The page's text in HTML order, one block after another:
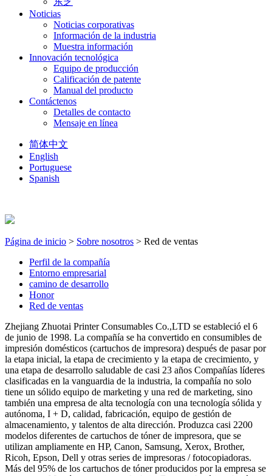
Noticias
Noticias corporativas
Información de la industria
Muestra información
Innovación tecnológica
Equipo de producción
Calificación de patente
Manual del producto
Contáctenos
Detalles de contacto
Mensaje en línea
简体中文
English
Portuguese
Spanish
Página de inicio > Sobre nosotros > Red de ventas
Perfil de la compañía
Entorno empresarial
camino de desarrollo
Honor
Red de ventas
Zhejiang Zhuotai Printer Consumables Co.,LTD se estableció el 6
de junio de 1998. La compañía se ha convertido en consumibles de
impresión domésticos (cartuchos de impresora) después de pasar por
la etapa inicial, la etapa de crecimiento y la etapa de crecimiento, y
una etapa de desarrollo saludable de casi 23 años Compañías líderes
clasificadas en la vanguardia de la industria, la compañía no solo
tiene un sólido equipo de marketing y una red de marketing, sino
también una empresa de alta tecnología con una tecnología sólida y
autónoma, I + D, calidad, fabricación, equipo de gestión de
almacenamiento, y talentos de alta dirección. Produzca casi 2200
modelos diferentes de cartuchos de tóner de impresora, que se
utilizan ampliamente en HP, Canon, Samsung, Xerox, Brother,
Ricoh, Epson, Dell y otras series de impresoras / fotocopiadoras.
Más del 95% de los cartuchos de tóner producidos por la empresa se